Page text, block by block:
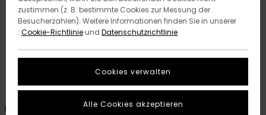
12 ORGANIC COTTON
Icon Label Pocket
3 ORGANIC COTTON
Square Logo
zustimmen (z. B. bestimmte Cookies zur Messung der
Besucherzahlen). Weitere Informationen finden Sie in unserer
: Cookie-Richtlinieund Datenschutzrichtlinie
Cookies verwalten
Alle Cookies akzeptieren